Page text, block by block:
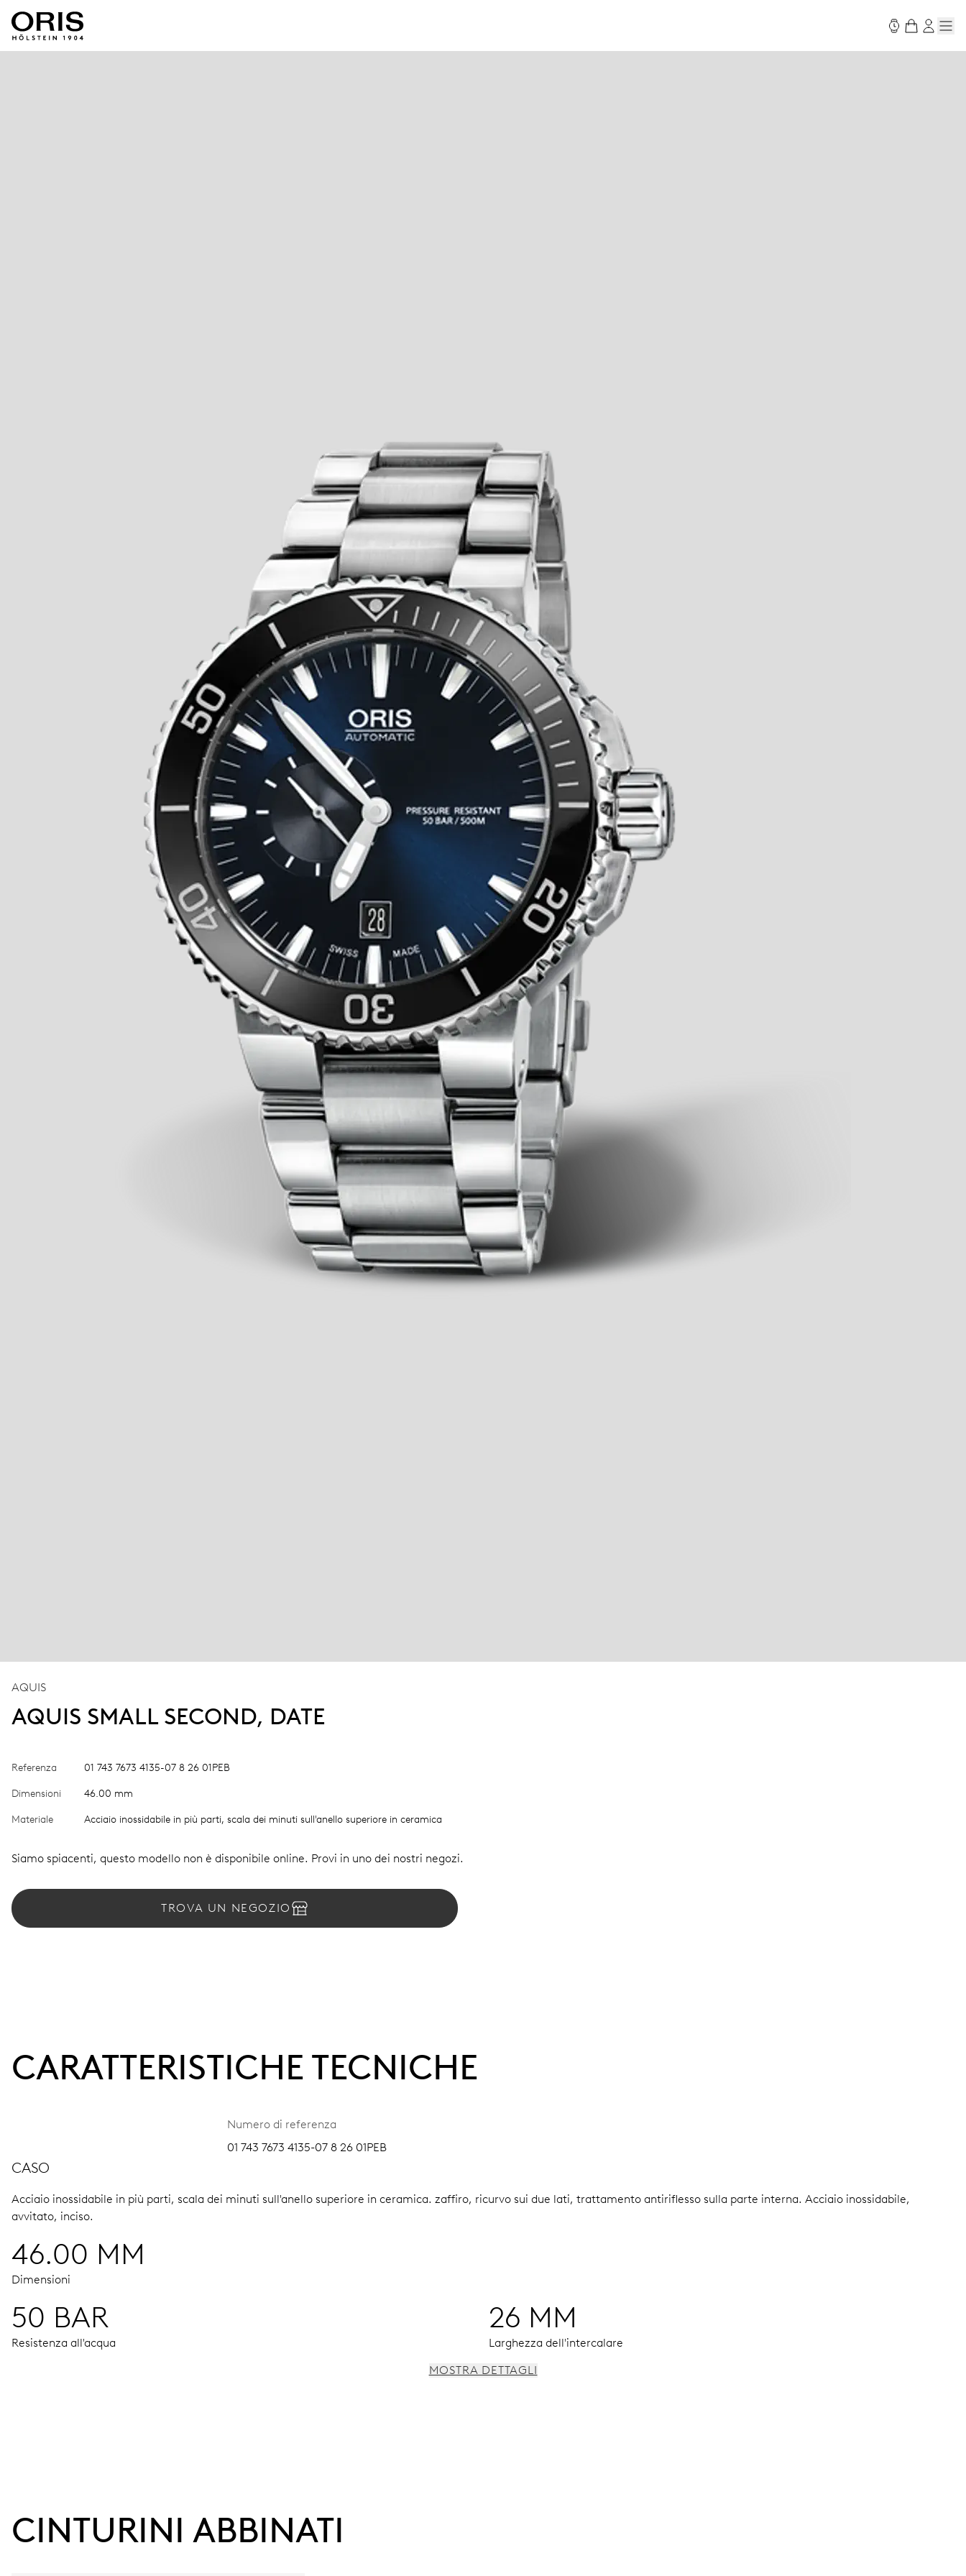
AQUIS
AQUIS SMALL SECOND, DATE
Referenza 01 743 7673 4135-07 8 26 01PEB
Dimensioni 46.00 mm
Materiale Acciaio inossidabile in più parti, scala dei minuti sull'anello superiore in ceramica
Siamo spiacenti, questo modello non è disponibile online. Provi in uno dei nostri negozi.
TROVA UN NEGOZIO
CARATTERISTICHE TECNICHE
Numero di referenza
01 743 7673 4135-07 8 26 01PEB
CASO
Acciaio inossidabile in più parti, scala dei minuti sull'anello superiore in ceramica. zaffiro, ricurvo sui due lati, trattamento antiriflesso sulla parte interna. Acciaio inossidabile,
avvitato, inciso.
46.00 MM
Dimensioni
50 BAR
Resistenza all'acqua
26 MM
Larghezza dell'intercalare
Riserva di carica
MOSTRA DETTAGLI
CINTURINI ABBINATI